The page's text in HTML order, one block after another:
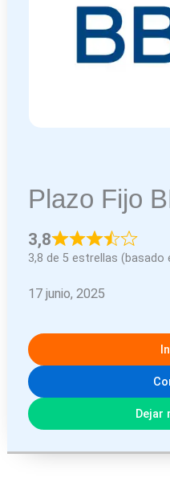
Plazo Fijo
3,8
3,8 de 5 estrellas (basado
17 junio, 2025
Dejar